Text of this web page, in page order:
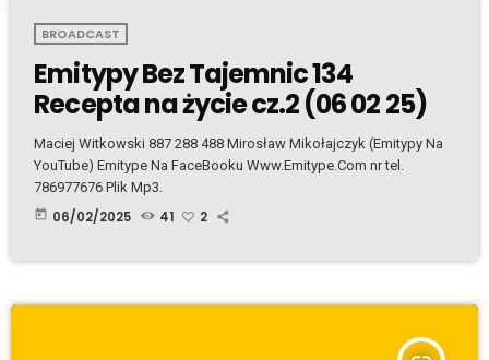
BROADCAST
Emitypy Bez Tajemnic 134
Recepta na życie cz.2 (06 02 25)
Maciej Witkowski 887 288 488 Mirosław Mikołajczyk (Emitypy Na
YouTube) Emitype Na FaceBooku Www.Emitype.Com nr tel.
786977676 Plik Mp3.
today 06/02/2025 41 2